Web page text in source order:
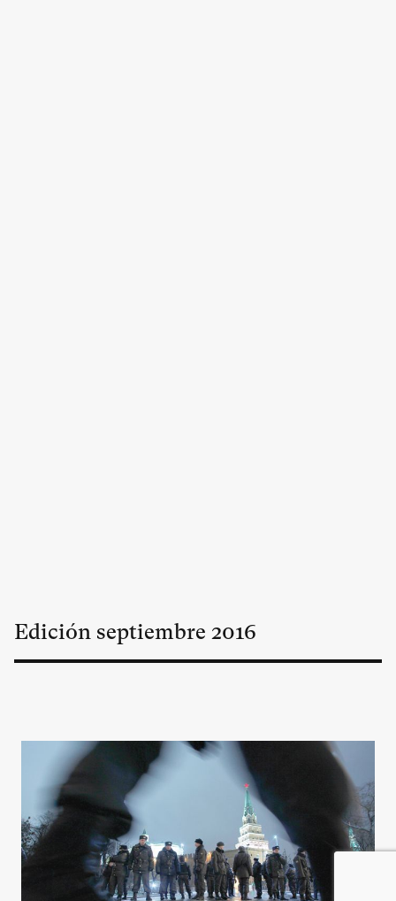
Edición septiembre 2016